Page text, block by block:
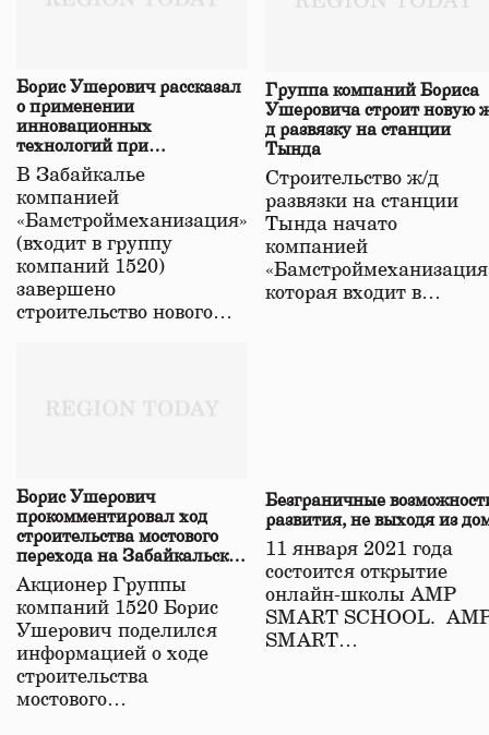
Борис Ушерович рассказал
о применении
инновационных
технологий при
строительстве нового моста
в Забайкалье
В Забайкалье
компанией
«Бамстроймеханизация»
(входит в группу
компаний 1520)
завершено
строительство нового…
Группа компаний Бориса
Ушеровича строит новую
д развязку на станции
Тында
Строительство ж/д
развязки на станции
Тында начато
компанией
которая входит в…
Борис Ушерович
прокомментировал ход
строительства мостового
перехода на Забайкальской
железной дороге
Акционер Группы
компаний 1520 Борис
Ушерович поделился
информацией о ходе
строительства
мостового…
Безграничные
развития, не выходя из
11 января 2021 года
состоится открытие
онлайн-школы АМР
SMART SCHOOL.
SMART…